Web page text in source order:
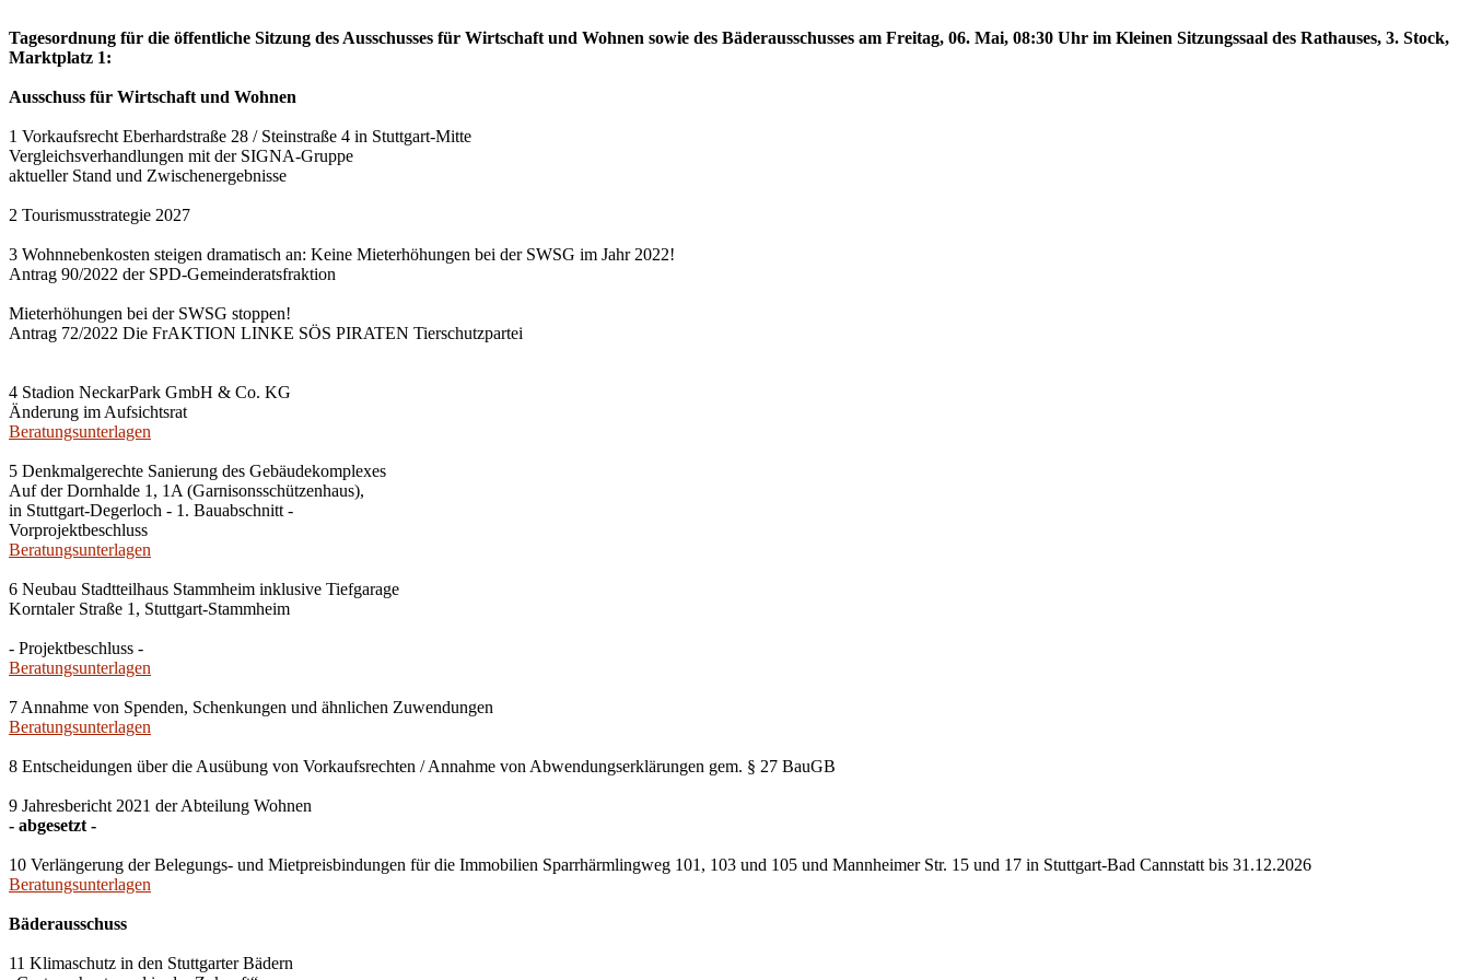
Tagesordnung für die öffentliche Sitzung des Ausschusses für Wirtschaft und Wohnen sowie des Bäderausschusses am Freitag, 06. Mai, 08:30 Uhr im Kleinen Sitzungssaal des Rathauses, 3. Stock,
Marktplatz 1:
Ausschuss für Wirtschaft und Wohnen
1 Vorkaufsrecht Eberhardstraße 28 / Steinstraße 4 in Stuttgart-Mitte
Vergleichsverhandlungen mit der SIGNA-Gruppe
aktueller Stand und Zwischenergebnisse
2 Tourismusstrategie 2027
3 Wohnnebenkosten steigen dramatisch an: Keine Mieterhöhungen bei der SWSG im Jahr 2022!
Antrag 90/2022 der SPD-Gemeinderatsfraktion
Mieterhöhungen bei der SWSG stoppen!
Antrag 72/2022 Die FrAKTION LINKE SÖS PIRATEN Tierschutzpartei
4 Stadion NeckarPark GmbH & Co. KG
Änderung im Aufsichtsrat
Beratungsunterlagen
5 Denkmalgerechte Sanierung des Gebäudekomplexes
Auf der Dornhalde 1, 1A (Garnisonsschützenhaus),
in Stuttgart-Degerloch - 1. Bauabschnitt -
Vorprojektbeschluss
Beratungsunterlagen
6 Neubau Stadtteilhaus Stammheim inklusive Tiefgarage
Korntaler Straße 1, Stuttgart-Stammheim
- Projektbeschluss -
Beratungsunterlagen
7 Annahme von Spenden, Schenkungen und ähnlichen Zuwendungen
Beratungsunterlagen
8 Entscheidungen über die Ausübung von Vorkaufsrechten / Annahme von Abwendungserklärungen gem. § 27 BauGB
9 Jahresbericht 2021 der Abteilung Wohnen
- abgesetzt -
10 Verlängerung der Belegungs- und Mietpreisbindungen für die Immobilien Sparrhärmlingweg 101, 103 und 105 und Mannheimer Str. 15 und 17 in Stuttgart-Bad Cannstatt bis 31.12.2026
Beratungsunterlagen
Bäderausschuss
11 Klimaschutz in den Stuttgarter Bädern